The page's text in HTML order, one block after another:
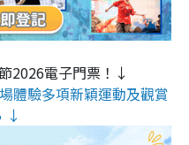
2026電子門票！↓
體驗多項新穎運動及觀賞
↓